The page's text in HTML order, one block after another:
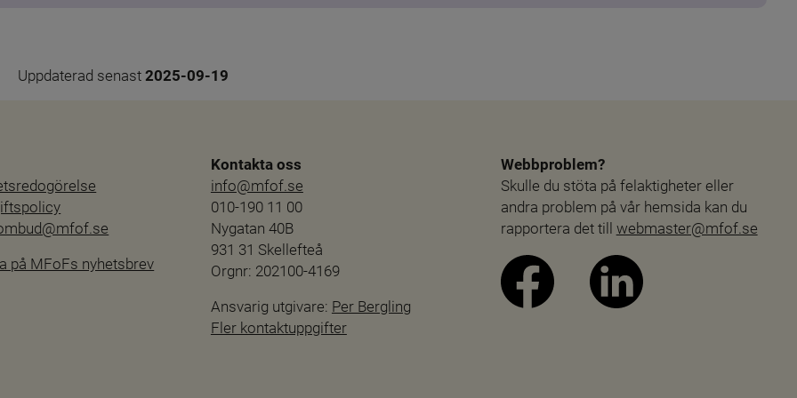
Uppdaterad senast 2025-09-19
på MFoFs nyhetsbrev
Kontakta oss
info@mfof.se
010-190 11 00
Nygatan 40B
931 31 Skellefteå
Orgnr: 202100-4169
Ansvarig utgivare: Per Bergling
Fler kontaktuppgifter
Webbproblem?
Skulle du stöta på felaktigheter eller
andra problem på vår hemsida kan du
rapportera det till webmaster@mfof.se